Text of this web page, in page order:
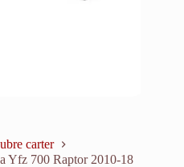
carter
Yfz 700 Raptor 2010-18